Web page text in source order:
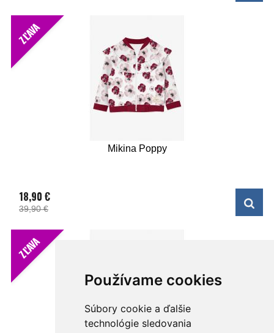
Používame cookies
Súbory cookie a ďalšie
technológie sledovania
ZĽAVA
Mikina Poppy
18,90 €
39,90 €
ZĽAVA